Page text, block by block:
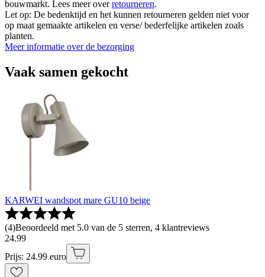
bouwmarkt. Lees meer overretourneren.
Let op: De bedenktijd en het kunnen retourneren gelden niet voor
op maat gemaakte artikelen en verse/ bederfelijke artikelen zoals
planten.
Meer informatie over de bezorging
Vaak samen gekocht
KARWEI wandspot mare GU10 beige
(4)Beoordeeld met 5.0 van de 5 sterren, 4 klantreviews
24.99
Prijs: 24.99 euro